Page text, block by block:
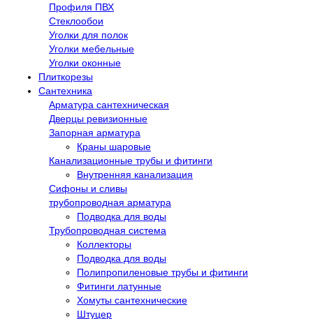
Профиля ПВХ
Стеклообои
Уголки для полок
Уголки мебельные
Уголки оконные
Плиткорезы
Сантехника
Арматура сантехническая
Дверцы ревизионные
Запорная арматура
Краны шаровые
Канализационные трубы и фитинги
Внутренняя канализация
Сифоны и сливы
трубопроводная арматура
Подводка для воды
Трубопроводная система
Коллекторы
Подводка для воды
Полипропиленовые трубы и фитинги
Фитинги латунные
Хомуты сантехнические
Штуцер